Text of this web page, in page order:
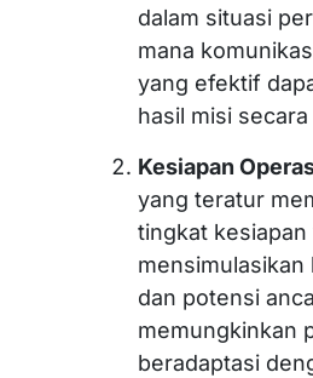
dalam situasi
mana
yang efektif
hasil misi
Kesiapan
yang teratur
tingkat
mensimulasikan
dan potensi
memungkinkan
beradaptasi